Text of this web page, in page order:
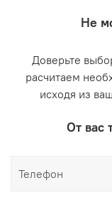
Не
Доверьте
расчитаем
исходя из
От вас